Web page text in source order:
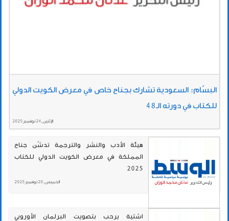
البسّام: السعودية تشارك بجناح خاص في معرض الكويت الدولي
للكتاب في دورته الـ48
الإثنين , 24 نوفمبر 2025
هيئة الأدب والنشر والترجمة تدشّن جناح
المملكة في معرض الكويت الدولي للكتاب
2025
الخميس , 20 نوفمبر 2025
اشتية يرحب بتصويت البرلمان الأوروبي